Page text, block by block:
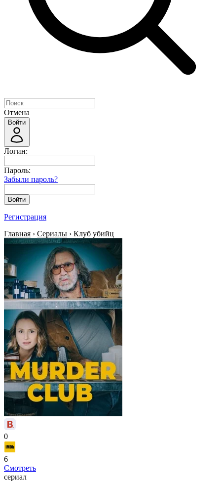
Отмена
Войти
Логин:
Пароль:
Забыли пароль?
Войти
Регистрация
Главная › Сериалы › Клуб убийц
0
6
Смотреть
сериал